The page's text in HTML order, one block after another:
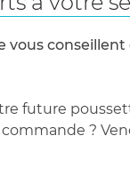
vous
future
?